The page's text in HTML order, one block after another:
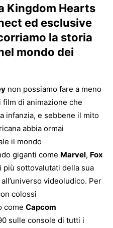
Kingdom Hearts
ed esclusive
la storia
mondo dei
non possiamo fare a meno
di animazione che
infanzia, e sebbene il mito
abbia ormai
il mondo
giganti come Marvel, Fox
più sottovalutati della sua
videoludico. Per
colossi
come Capcom
sulle console di tutti i